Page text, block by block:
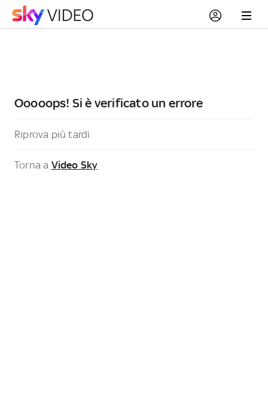
Ooooops! Si è verificato un errore
Riprova più tardi
Torna a Video Sky